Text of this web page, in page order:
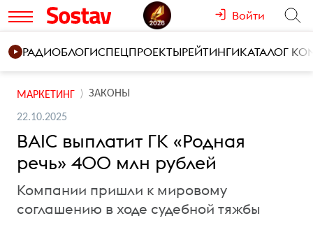
Войти
РАДИОБЛОГИСПЕЦПРОЕКТЫРЕЙТИНГИКАТАЛОГ
МАРКЕТИНГ ЗАКОНЫ
22.10.2025
BAIC выплатит ГК «Родная
речь» 400 млн рублей
Компании пришли к мировому
соглашению в ходе судебной тяжбы